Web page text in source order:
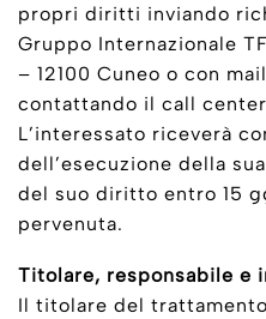
propri diritti inviando
Gruppo Internazionale
– 12100 Cuneo o con
contattando il call
L’interessato riceverà
dell’esecuzione della
del suo diritto entro 15
pervenuta.
Titolare, responsabile e
Il titolare del